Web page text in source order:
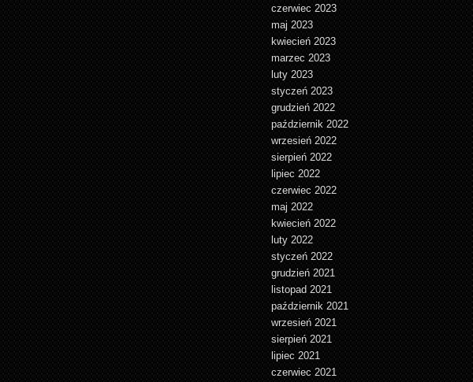
czerwiec 2023
maj 2023
kwiecień 2023
marzec 2023
luty 2023
styczeń 2023
grudzień 2022
październik 2022
wrzesień 2022
sierpień 2022
lipiec 2022
czerwiec 2022
maj 2022
kwiecień 2022
luty 2022
styczeń 2022
grudzień 2021
listopad 2021
październik 2021
wrzesień 2021
sierpień 2021
lipiec 2021
czerwiec 2021